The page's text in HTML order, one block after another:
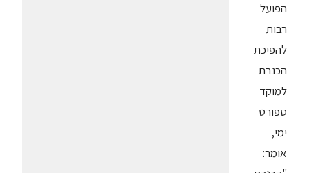
הפועל
רבות
להפיכת
הכנרת
למוקד
ספורט
ימי,
אומר: